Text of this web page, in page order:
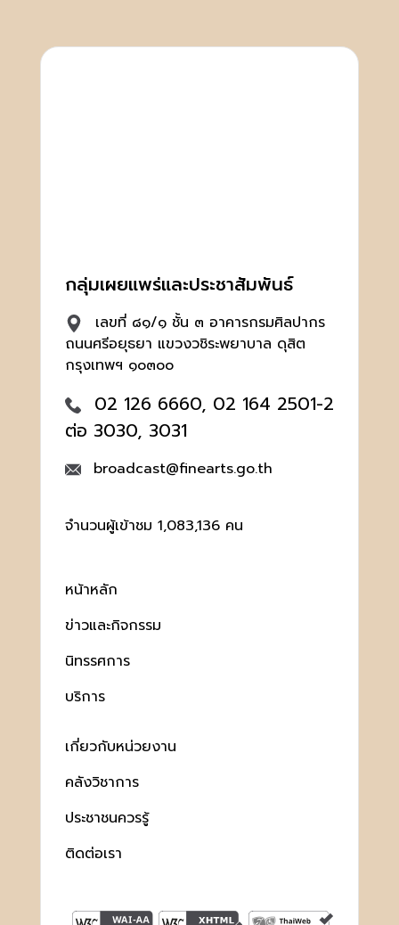
กลุ่มเผยแพร่และประชาสัมพันธ์
เลขที่ ๘๑/๑ ชั้น ๓ อาคารกรมศิลปากร
ถนนศรีอยุธยา แขวงวชิระพยาบาล ดุสิต
กรุงเทพฯ ๑๐๓๐๐
02 126 6660, 02 164 2501-2
ต่อ 3030, 3031
broadcast@finearts.go.th
จำนวนผู้เข้าชม 1,083,136 คน
หน้าหลัก
ข่าวและกิจกรรม
นิทรรศการ
บริการ
เกี่ยวกับหน่วยงาน
คลังวิชาการ
ประชาชนควรรู้
ติดต่อเรา